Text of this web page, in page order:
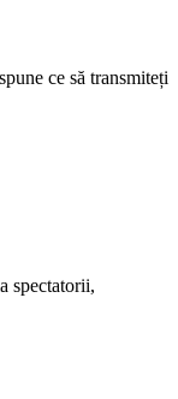
ce să transmiteți
spectatorii,